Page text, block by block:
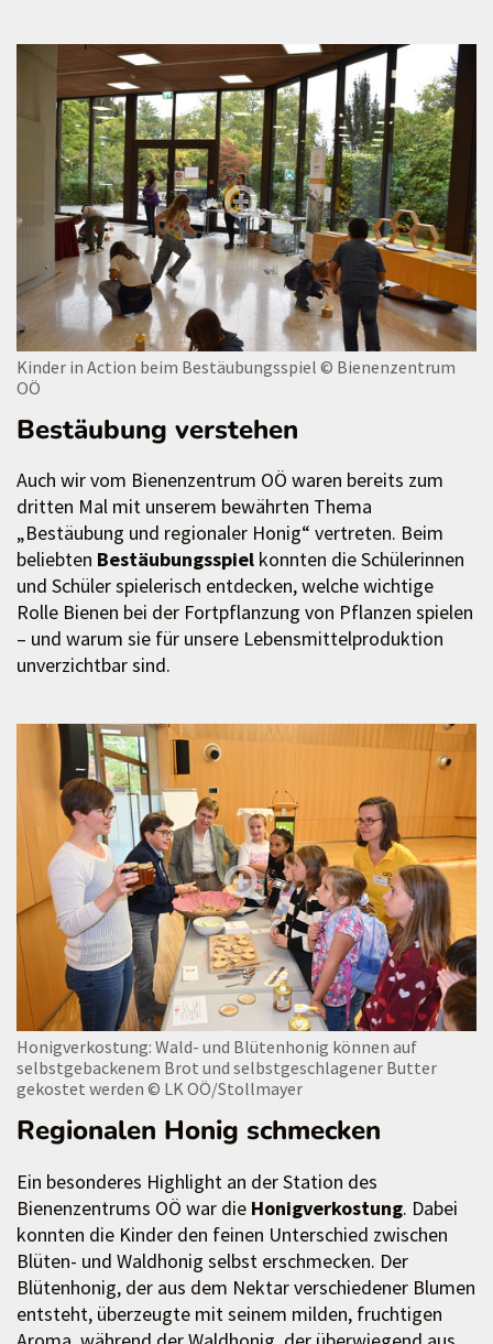
Kinder in Action beim Bestäubungsspiel © Bienenzentrum
OÖ
Bestäubung verstehen
Auch wir vom Bienenzentrum OÖ waren bereits zum
dritten Mal mit unserem bewährten Thema
„Bestäubung und regionaler Honig“ vertreten. Beim
beliebten Bestäubungsspiel konnten die Schülerinnen
und Schüler spielerisch entdecken, welche wichtige
Rolle Bienen bei der Fortpflanzung von Pflanzen spielen
– und warum sie für unsere Lebensmittelproduktion
unverzichtbar sind.
Honigverkostung: Wald- und Blütenhonig können auf
selbstgebackenem Brot und selbstgeschlagener Butter
gekostet werden © LK OÖ/Stollmayer
Regionalen Honig schmecken
Ein besonderes Highlight an der Station des
Bienenzentrums OÖ war die Honigverkostung. Dabei
konnten die Kinder den feinen Unterschied zwischen
Blüten- und Waldhonig selbst erschmecken. Der
Blütenhonig, der aus dem Nektar verschiedener Blumen
entsteht, überzeugte mit seinem milden, fruchtigen